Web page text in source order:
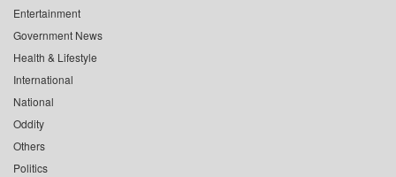
Entertainment
Government News
Health & Lifestyle
International
National
Oddity
Others
Politics